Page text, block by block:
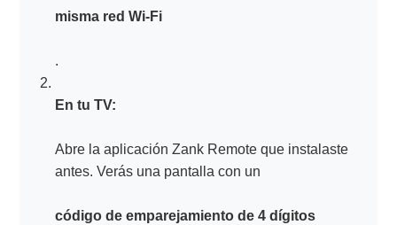
misma red Wi-Fi
.
En tu TV:
Abre la aplicación Zank Remote que instalaste
antes. Verás una pantalla con un
código de emparejamiento de 4 dígitos